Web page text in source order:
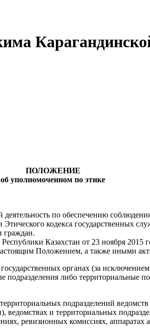
ПОЛОЖЕНИЕ
об уполномоченном по этике
по обеспечению
кодекса государственных
граждан.
Казахстан от 23 ноября
Положением, а также иными
органах (за
либо территориальные
подразделений
и территориальных
ревизионных комиссиях,